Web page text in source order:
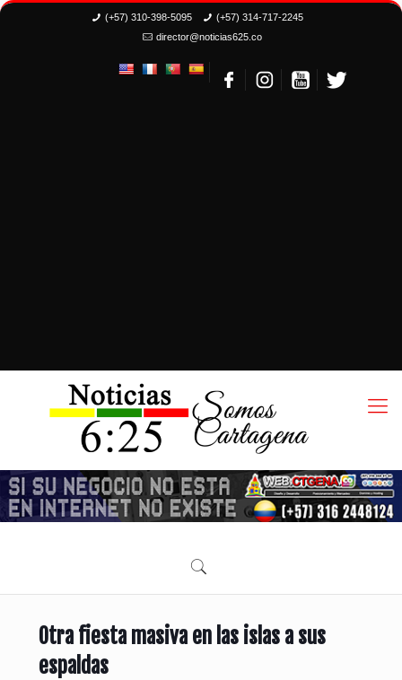
(+57) 310-398-5095
(+57) 314-717-2245
director@noticias625.co
Otra fiesta masiva en las islas a sus
espaldas